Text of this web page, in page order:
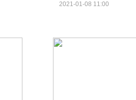
2021-01-08 11:00